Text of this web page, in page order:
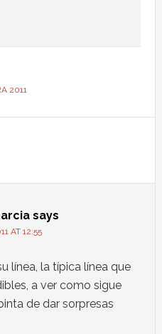
2011
says
AT 12:55
línea, la típica línea que
a ver como sigue
de dar sorpresas